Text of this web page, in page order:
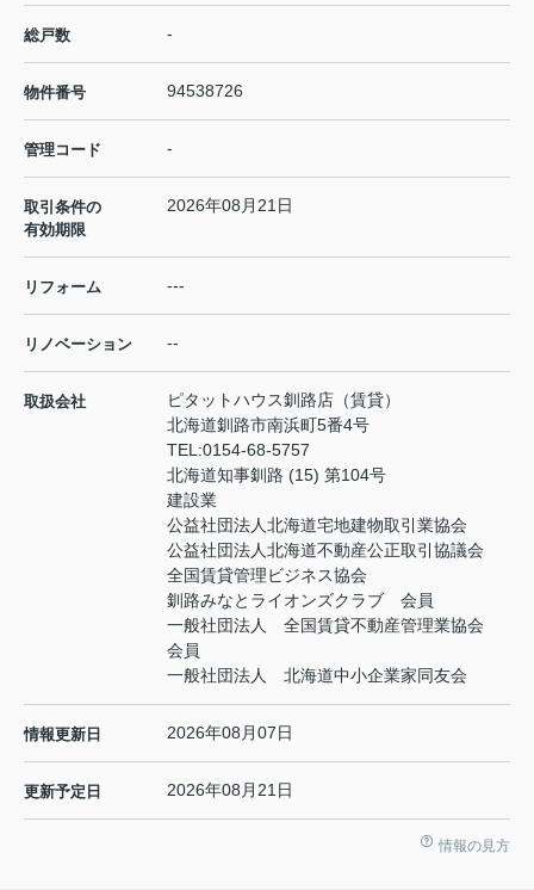
総戸数 -
物件番号 94538726
管理コード -
取引条件の
有効期限
2026年08月21日
リフォーム ---
リノベーション --
取扱会社
ピタットハウス釧路店（賃貸）
北海道釧路市南浜町5番4号
TEL:0154-68-5757
北海道知事釧路 (15) 第104号
建設業
公益社団法人北海道宅地建物取引業協会
公益社団法人北海道不動産公正取引協議会
全国賃貸管理ビジネス協会
釧路みなとライオンズクラブ 会員
一般社団法人 全国賃貸不動産管理業協会
会員
一般社団法人 北海道中小企業家同友会
情報更新日 2026年08月07日
更新予定日 2026年08月21日
情報の見方